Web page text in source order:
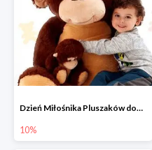
Dzień Miłośnika Pluszaków dodatkowy rabat -10%
10%